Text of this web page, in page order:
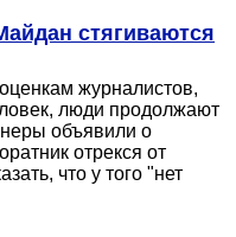
стягиваются
журналистов,
люди продолжают
объявили о
отрекся от
что у того "нет